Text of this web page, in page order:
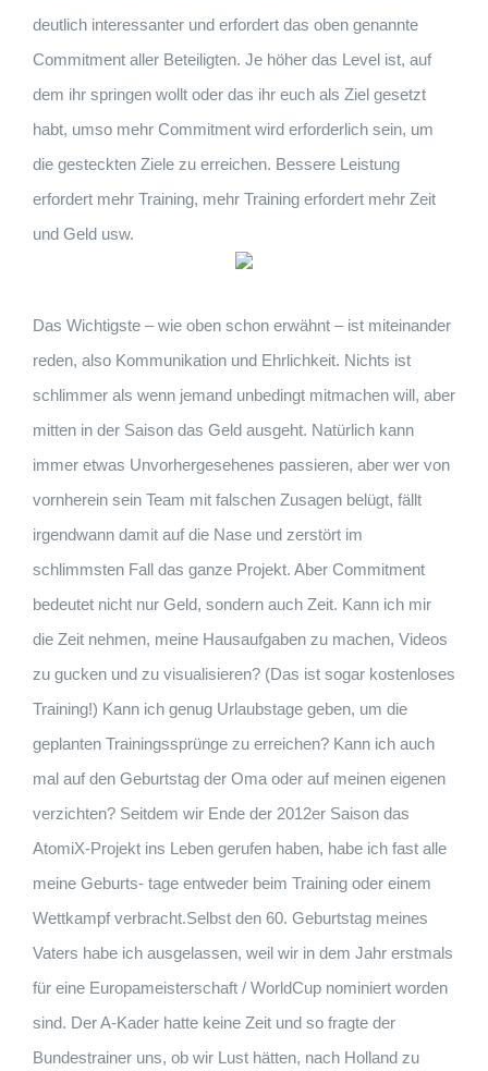
deutlich interessanter und erfordert das oben genannte
Commitment aller Beteiligten. Je höher das Level ist, auf
dem ihr springen wollt oder das ihr euch als Ziel gesetzt
habt, umso mehr Commitment wird erforderlich sein, um
die gesteckten Ziele zu erreichen. Bessere Leistung
erfordert mehr Training, mehr Training erfordert mehr Zeit
und Geld usw.
Das Wichtigste – wie oben schon erwähnt – ist miteinander
reden, also Kommunikation und Ehrlichkeit. Nichts ist
schlimmer als wenn jemand unbedingt mitmachen will, aber
mitten in der Saison das Geld ausgeht. Natürlich kann
immer etwas Unvorhergesehenes passieren, aber wer von
vornherein sein Team mit falschen Zusagen belügt, fällt
irgendwann damit auf die Nase und zerstört im
schlimmsten Fall das ganze Projekt. Aber Commitment
bedeutet nicht nur Geld, sondern auch Zeit. Kann ich mir
die Zeit nehmen, meine Hausaufgaben zu machen, Videos
zu gucken und zu visualisieren? (Das ist sogar kostenloses
Training!) Kann ich genug Urlaubstage geben, um die
geplanten Trainingssprünge zu erreichen? Kann ich auch
mal auf den Geburtstag der Oma oder auf meinen eigenen
verzichten? Seitdem wir Ende der 2012er Saison das
AtomiX-Projekt ins Leben gerufen haben, habe ich fast alle
meine Geburts- tage entweder beim Training oder einem
Wettkampf verbracht.Selbst den 60. Geburtstag meines
Vaters habe ich ausgelassen, weil wir in dem Jahr erstmals
für eine Europameisterschaft / WorldCup nominiert worden
sind. Der A-Kader hatte keine Zeit und so fragte der
Bundestrainer uns, ob wir Lust hätten, nach Holland zu